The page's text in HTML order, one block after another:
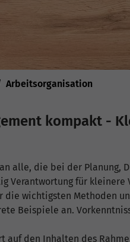
Arbeitsorganisation
kompakt -
alle, die bei der Planung,
Verantwortung für
wichtigsten Methoden
Beispiele an.
auf den Inhalten des